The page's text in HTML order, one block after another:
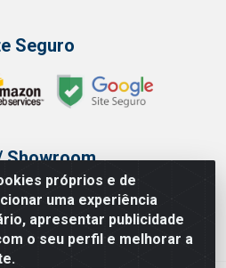
próprios e de
uma experiência
apresentar publicidade
o seu perfil e melhorar a
Seguro
Showroom
3314 6400
- Pari - São Paulo/SP